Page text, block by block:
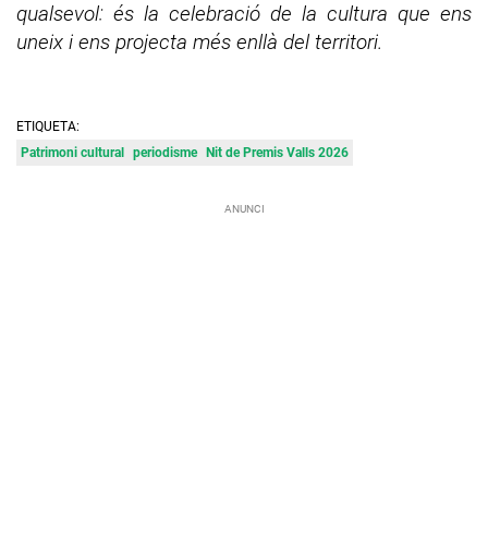
qualsevol: és la celebració de la cultura que ens
uneix i ens projecta més enllà del territori.
ETIQUETA:
Patrimoni cultural
periodisme Nit de Premis Valls 2026